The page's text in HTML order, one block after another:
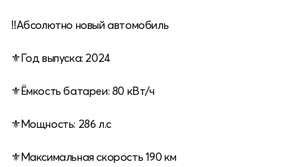
‼️Абсолютно новый автомобиль
⚜️Год выпуска: 2024
⚜️Ёмкость батареи: 80 кВт/ч
⚜️Мощность: 286 л.с
⚜️Максимальная скорость 190 км